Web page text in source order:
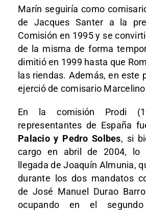
Marín seguiría como
de Jacques Santer a la
Comisión en 1995 y se
de la misma de forma
dimitió en 1999 hasta que
las riendas. Además, en este
ejerció de comisario Marcelino
En la comisión Prodi
representantes de España
Palacio y Pedro Solbes, si
cargo en abril de 2004, lo
llegada de Joaquín Almunia,
durante los dos mandatos
de José Manuel Durao
ocupando en el